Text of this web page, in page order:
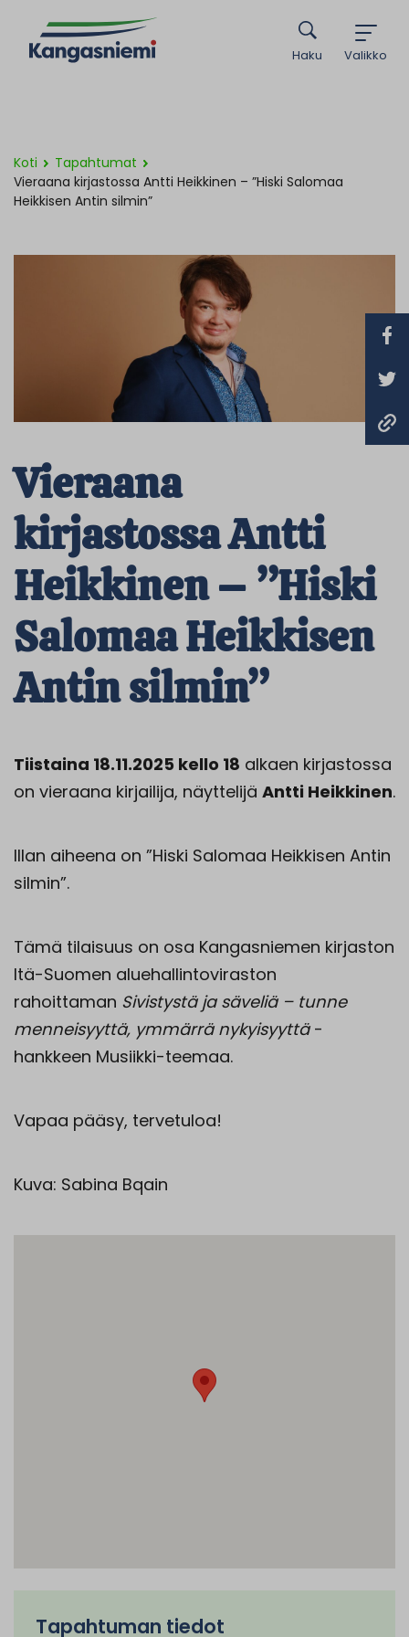
Valikko
Haku
Koti
Tapahtumat
Vieraana kirjastossa Antti Heikkinen – ”Hiski Salomaa
Heikkisen Antin silmin”
Vieraana
kirjastossa Antti
Heikkinen – ”Hiski
Salomaa Heikkisen
Antin silmin”
Tiistaina 18.11.2025 kello 18 alkaen kirjastossa
on vieraana kirjailija, näyttelijä Antti Heikkinen.
Illan aiheena on ”Hiski Salomaa Heikkisen Antin
silmin”.
Tämä tilaisuus on osa Kangasniemen kirjaston
Itä-Suomen aluehallintoviraston
rahoittaman Sivistystä ja säveliä – tunne
menneisyyttä, ymmärrä nykyisyyttä-
hankkeen Musiikki-teemaa.
Vapaa pääsy, tervetuloa!
Kuva: Sabina Bqain
Tapahtuman tiedot